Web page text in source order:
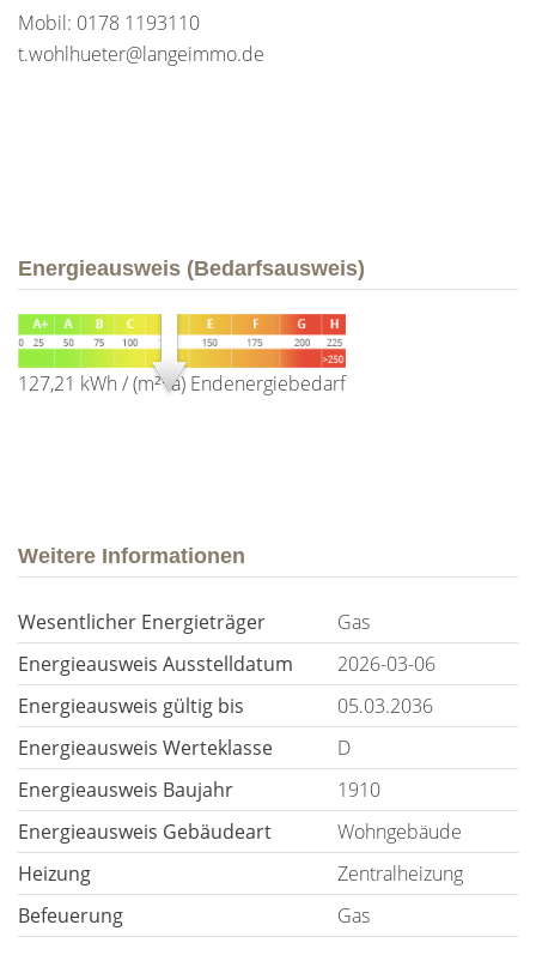
Mobil: 0178 1193110
t.wohlhueter@langeimmo.de
Energieausweis (Bedarfsausweis)
127,21 kWh / (m²*a) Endenergiebedarf
Weitere Informationen
Wesentlicher Energieträger
Gas
Energieausweis Ausstelldatum
2026-03-06
Energieausweis gültig bis
05.03.2036
Energieausweis Werteklasse
D
Energieausweis Baujahr
1910
Energieausweis Gebäudeart
Wohngebäude
Heizung
Zentralheizung
Befeuerung
Gas